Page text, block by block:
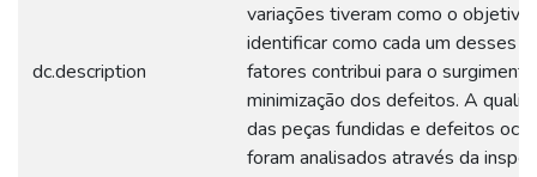
dc.description
variações tiveram como o objetivo
identificar como cada um desses
fatores contribui para o
minimização dos defeitos. A
das peças fundidas e defeitos
foram analisados através da